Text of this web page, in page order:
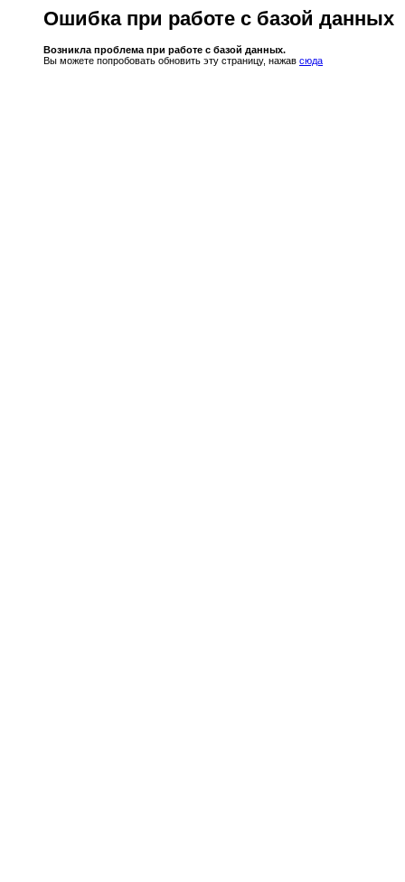
Ошибка при работе с базой данных
Возникла проблема при работе с базой данных.
Вы можете попробовать обновить эту страницу, нажав сюда